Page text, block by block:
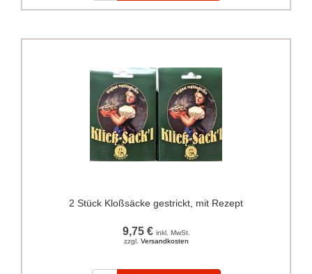
2 Stück Kloßsäcke gestrickt, mit Rezept
9,75 € inkl. MwSt.
zzgl. Versandkosten